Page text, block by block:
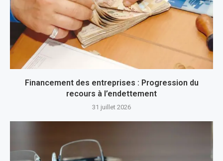
Financement des entreprises : Progression du
recours à l’endettement
31 juillet 2026